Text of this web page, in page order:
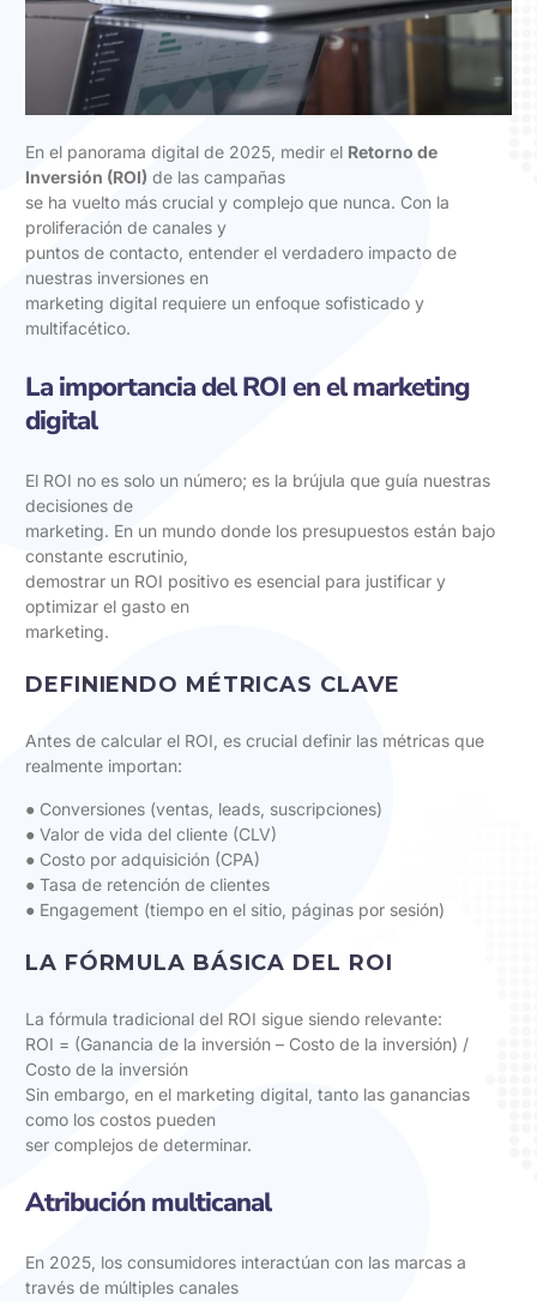
En el panorama digital de 2025, medir el Retorno de
Inversión (ROI) de las campañas
se ha vuelto más crucial y complejo que nunca. Con la
proliferación de canales y
puntos de contacto, entender el verdadero impacto de
nuestras inversiones en
marketing digital requiere un enfoque sofisticado y
multifacético.
La importancia del ROI en el marketing
digital
El ROI no es solo un número; es la brújula que guía nuestras
decisiones de
marketing. En un mundo donde los presupuestos están bajo
constante escrutinio,
demostrar un ROI positivo es esencial para justificar y
optimizar el gasto en
marketing.
DEFINIENDO MÉTRICAS CLAVE
Antes de calcular el ROI, es crucial definir las métricas que
realmente importan:
● Conversiones (ventas, leads, suscripciones)
● Valor de vida del cliente (CLV)
● Costo por adquisición (CPA)
● Tasa de retención de clientes
● Engagement (tiempo en el sitio, páginas por sesión)
LA FÓRMULA BÁSICA DEL ROI
La fórmula tradicional del ROI sigue siendo relevante:
ROI = (Ganancia de la inversión – Costo de la inversión) /
Costo de la inversión
Sin embargo, en el marketing digital, tanto las ganancias
como los costos pueden
ser complejos de determinar.
Atribución multicanal
En 2025, los consumidores interactúan con las marcas a
través de múltiples canales